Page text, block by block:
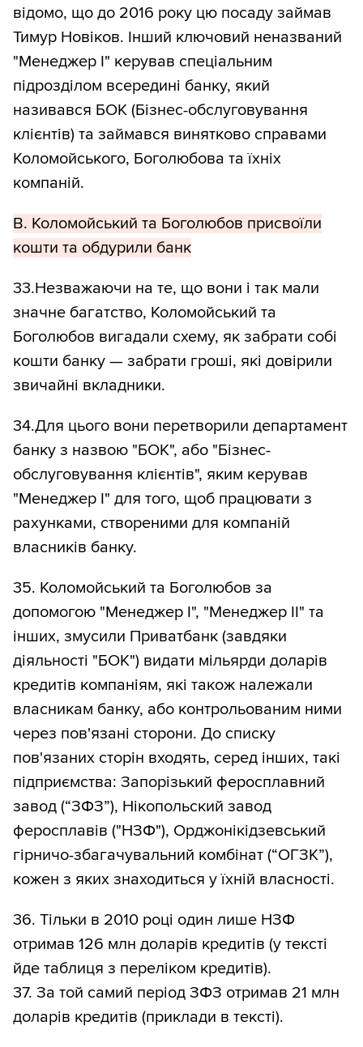
відомо, що до 2016 року цю посаду займав
Тимур Новіков. Інший ключовий неназваний
"Менеджер І" керував спеціальним
підрозділом всередині банку, який
називався БОК (Бізнес-обслуговування
клієнтів) та займався винятково справами
Коломойського, Боголюбова та їхніх
компаній.
B. Коломойський та Боголюбов присвоїли
кошти та обдурили банк
33.Незважаючи на те, що вони і так мали
значне багатство, Коломойський та
Боголюбов вигадали схему, як забрати собі
кошти банку — забрати гроші, які довірили
звичайні вкладники.
34.Для цього вони перетворили департамент
банку з назвою "БОК", або "Бізнес-
обслуговування клієнтів", яким керував
"Менеджер І" для того, щоб працювати з
рахунками, створеними для компаній
власників банку.
35. Коломойський та Боголюбов за
допомогою "Менеджер І", "Менеджер ІІ" та
інших, змусили Приватбанк (завдяки
діяльності "БОК") видати мільярди доларів
кредитів компаніям, які також належали
власникам банку, або контрольованим ними
через пов'язані сторони. До списку
пов'язаних сторін входять, серед інших, такі
підприємства: Запорізький феросплавний
завод (“ЗФЗ”), Нікопольский завод
феросплавів ("НЗФ"), Орджонікідзевський
гірничо-збагачувальний комбінат (“ОГЗК”),
кожен з яких знаходиться у їхній власності.
36. Тільки в 2010 році один лише НЗФ
отримав 126 млн доларів кредитів (у тексті
йде таблиця з переліком кредитів).
37. За той самий період ЗФЗ отримав 21 млн
доларів кредитів (приклади в тексті).